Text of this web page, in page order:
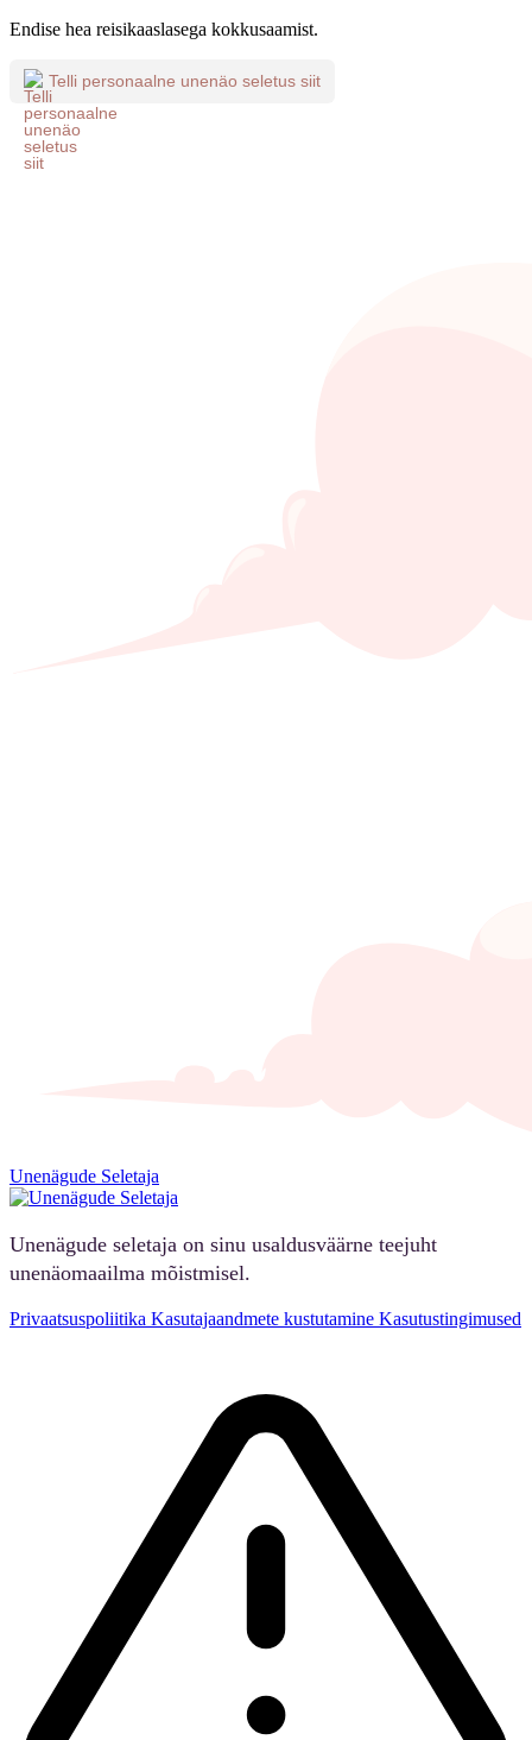
Endise hea reisikaaslasega kokkusaamist.
Telli personaalne unenäo seletus siit
Unenägude Seletaja
Unenägude seletaja on sinu usaldusväärne teejuht
unenäomaailma mõistmisel.
Privaatsuspoliitika Kasutajaandmete kustutamine Kasutustingimused